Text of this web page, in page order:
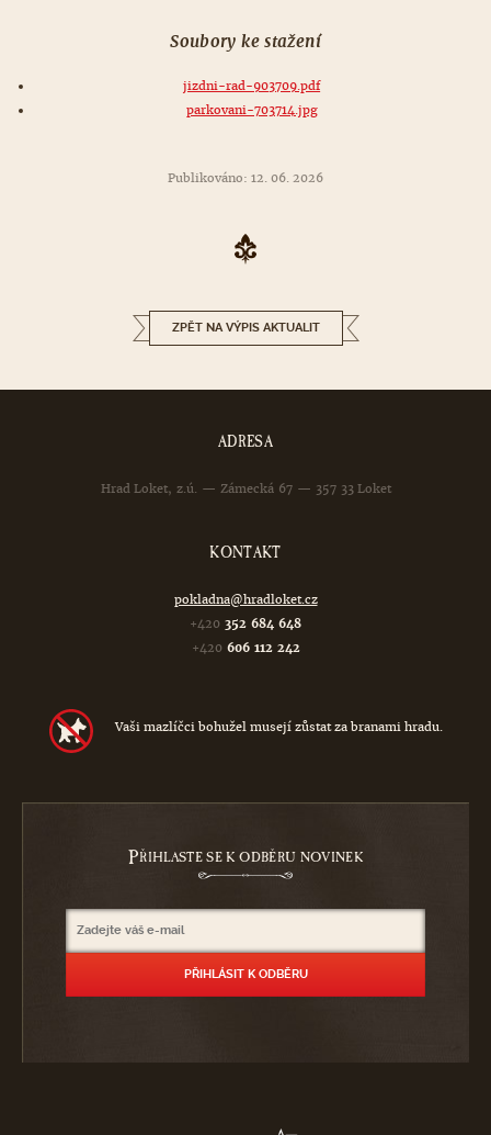
Soubory ke stažení
jizdni-rad-903709.pdf
parkovani-703714.jpg
Publikováno: 12. 06. 2026
ZPĚT NA VÝPIS AKTUALIT
ADRESA
Hrad Loket, z.ú. — Zámecká 67 — 357 33 Loket
KONTAKT
pokladna@hradloket.cz
+420 352 684 648
+420 606 112 242
Vaši mazlíčci bohužel musejí zůstat za branami hradu.
PŘIHLASTE SE K ODBĚRU NOVINEK